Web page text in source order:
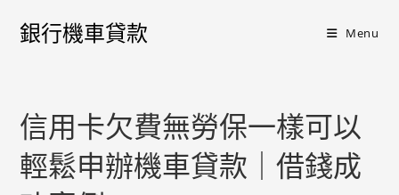
銀行機車貸款 Menu
信用卡欠費無勞保一樣可以
輕鬆申辦機車貸款｜借錢成